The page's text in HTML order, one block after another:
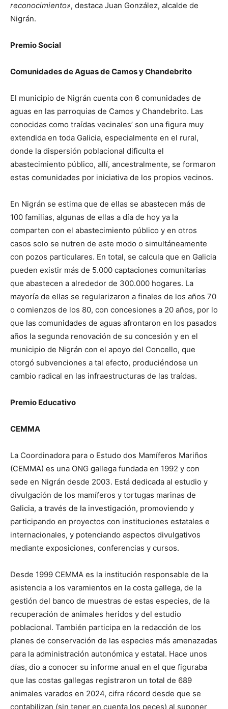
reconocimiento», destaca Juan González, alcalde de
Nigrán.
Premio Social
Comunidades de Aguas de Camos y Chandebrito
El municipio de Nigrán cuenta con 6 comunidades de
aguas en las parroquias de Camos y Chandebrito. Las
conocidas como traídas vecinales’ son una figura muy
extendida en toda Galicia, especialmente en el rural,
donde la dispersión poblacional dificulta el
abastecimiento público, allí, ancestralmente, se formaron
estas comunidades por iniciativa de los propios vecinos.
En Nigrán se estima que de ellas se abastecen más de
100 familias, algunas de ellas a día de hoy ya la
comparten con el abastecimiento público y en otros
casos solo se nutren de este modo o simultáneamente
con pozos particulares. En total, se calcula que en Galicia
pueden existir más de 5.000 captaciones comunitarias
que abastecen a alrededor de 300.000 hogares. La
mayoría de ellas se regularizaron a finales de los años 70
o comienzos de los 80, con concesiones a 20 años, por lo
que las comunidades de aguas afrontaron en los pasados
años la segunda renovación de su concesión y en el
municipio de Nigrán con el apoyo del Concello, que
otorgó subvenciones a tal efecto, produciéndose un
cambio radical en las infraestructuras de las traídas.
Premio Educativo
CEMMA
La Coordinadora para o Estudo dos Mamíferos Mariños
(CEMMA) es una ONG gallega fundada en 1992 y con
sede en Nigrán desde 2003. Está dedicada al estudio y
divulgación de los mamíferos y tortugas marinas de
Galicia, a través de la investigación, promoviendo y
participando en proyectos con instituciones estatales e
internacionales, y potenciando aspectos divulgativos
mediante exposiciones, conferencias y cursos.
Desde 1999 CEMMA es la institución responsable de la
asistencia a los varamientos en la costa gallega, de la
gestión del banco de muestras de estas especies, de la
recuperación de animales heridos y del estudio
poblacional. También participa en la redacción de los
planes de conservación de las especies más amenazadas
para la administración autonómica y estatal. Hace unos
días, dio a conocer su informe anual en el que figuraba
que las costas gallegas registraron un total de 689
animales varados en 2024, cifra récord desde que se
contabilizan (sin tener en cuenta los peces) al suponer